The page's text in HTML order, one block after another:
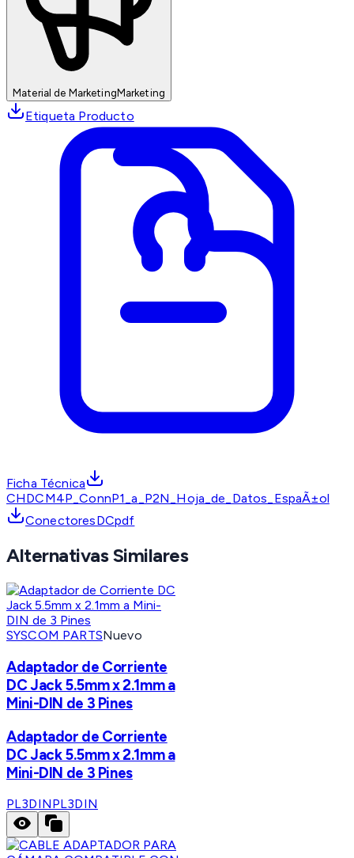
Material de MarketingMarketing
Etiqueta Producto
Ficha Técnica
CHDCM4P_ConnP1_a_P2N_Hoja_de_Datos_EspaÃ±ol
ConectoresDCpdf
Alternativas Similares
SYSCOM PARTSNuevo
Adaptador de Corriente
DC Jack 5.5mm x 2.1mm a
Mini-DIN de 3 Pines
Adaptador de Corriente
DC Jack 5.5mm x 2.1mm a
Mini-DIN de 3 Pines
PL3DINPL3DIN